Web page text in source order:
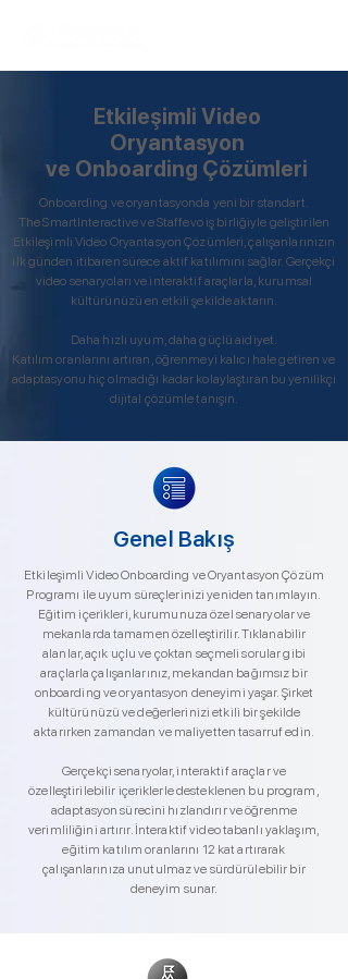
Etkileşimli Video
Oryantasyon
ve Onboarding Çözümleri
Onboarding ve oryantasyonda yeni bir standart.
The SmartInteractive ve Staffevo iş birliğiyle geliştirilen
Etkileşimli Video Oryantasyon Çözümleri, çalışanlarınızın
ilk günden itibaren sürece aktif katılımını sağlar. Gerçekçi
video senaryoları ve interaktif araçlarla, kurumsal
kültürünüzü en etkili şekilde aktarın.
Daha hızlı uyum, daha güçlü aidiyet.
Katılım oranlarını artıran, öğrenmeyi kalıcı hale getiren ve
adaptasyonu hiç olmadığı kadar kolaylaştıran bu yenilikçi
dijital çözümle tanışın.
Genel Bakış
Etkileşimli Video Onboarding ve Oryantasyon Çözüm
Programı ile uyum süreçlerinizi yeniden tanımlayın.
Eğitim içerikleri, kurumunuza özel senaryolar ve
mekanlarda tamamen özelleştirilir. Tıklanabilir
alanlar, açık uçlu ve çoktan seçmeli sorular gibi
araçlarla çalışanlarınız, mekandan bağımsız bir
onboarding ve oryantasyon deneyimi yaşar. Şirket
kültürünüzü ve değerlerinizi etkili bir şekilde
aktarırken zamandan ve maliyetten tasarruf edin.
Gerçekçi senaryolar, interaktif araçlar ve
özelleştirilebilir içeriklerle desteklenen bu program,
adaptasyon sürecini hızlandırır ve öğrenme
verimliliğini artırır. İnteraktif video tabanlı yaklaşım,
eğitim katılım oranlarını 12 kat artırarak
çalışanlarınıza unutulmaz ve sürdürülebilir bir
deneyim sunar.